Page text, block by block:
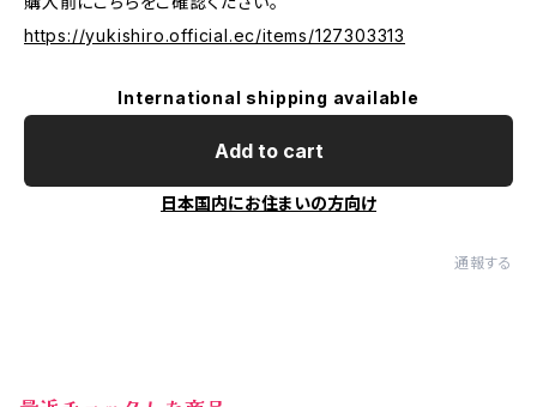
https://yukishiro.official.ec/items/127303313
International shipping available
Add to cart
日本国内にお住まいの方向け
通報する